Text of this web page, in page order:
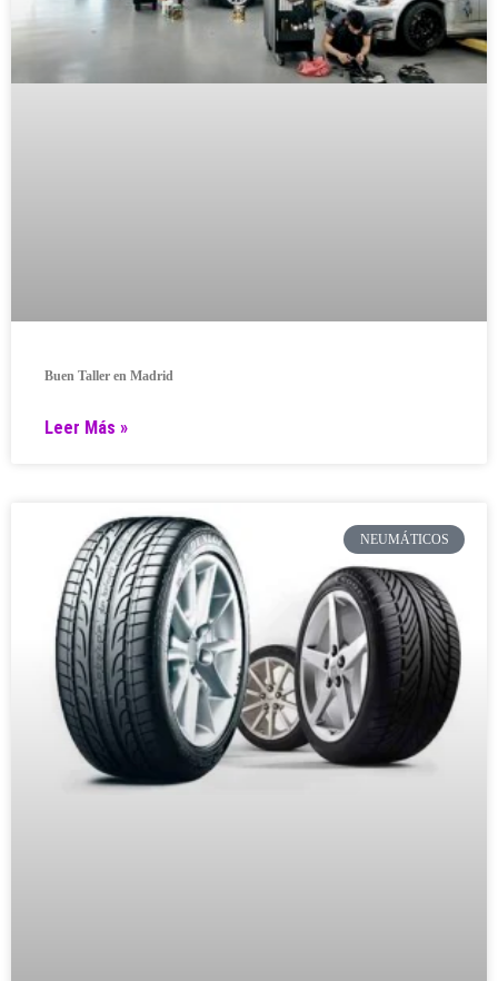
Buen Taller en Madrid
Leer Más »
NEUMÁTICOS